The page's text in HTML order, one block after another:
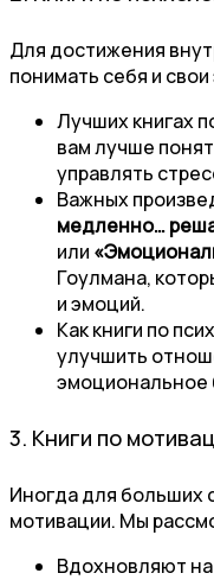
Для достижения
понимать себя и
Лучших книгах
вам лучше
управлять
Важных
медленно…
или
Гоулмана,
и эмоций.
Как книги по
улучшить
эмоциональное
3. Книги по
Иногда для больших
мотивации. Мы
Вдохновляют